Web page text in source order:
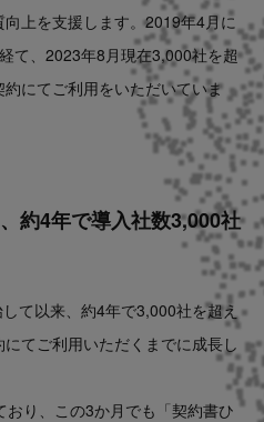
上を支援します。2019年4月に
て、2023年8月現在3,000社を超
にてご利用をいただいていま
約4年で導入社数3,000社
て以来、約4年で3,000社を超え
てご利用いただくまでに成長し
おり、この3か月でも「契約書ひ